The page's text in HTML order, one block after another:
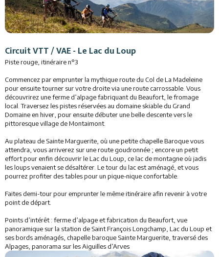
Circuit VTT / VAE - Le Lac du Loup
Piste rouge, itinéraire n°3
Commencez par emprunter la mythique route du Col de La Madeleine
pour ensuite tourner sur votre droite via une route carrossable. Vous
découvrirez une ferme d’alpage fabriquant du Beaufort, le fromage
local. Traversez les pistes réservées au domaine skiable du Grand
Domaine en hiver, pour ensuite débuter une belle descente vers le
pittoresque village de Montaimont.
Au plateau de Sainte Marguerite, où une petite chapelle Baroque vous
attendra, vous arriverez sur une route goudronnée ; encore un petit
effort pour enfin découvrir le Lac du Loup, ce lac de montagne où jadis
les loups venaient se désaltérer. Le tour du lac est aménagé, et vous
pourrez profiter des tables pour un pique-nique confortable.
Faites demi-tour pour emprunter le même itinéraire afin revenir à votre
point de départ.
Points d’intérêt : ferme d’alpage et fabrication du Beaufort, vue
panoramique sur la station de Saint François Longchamp, Lac du Loup et
ses bords aménagés, chapelle baroque Sainte Marguerite, traversé des
Alpages, panorama sur les Aiguilles d’Arves